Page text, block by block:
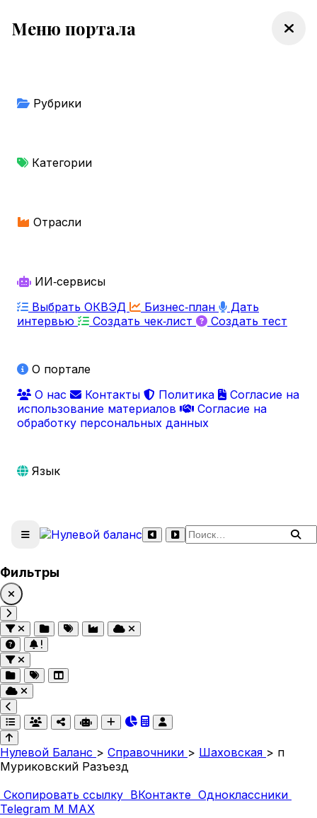
Меню портала
Рубрики
Категории
Отрасли
ИИ‑сервисы
Выбрать ОКВЭД
Бизнес‑план
Дать
интервью
Создать чек‑лист Создать тест
О портале
О нас
Контакты Политика
Согласие на
использование материалов
Согласие на
обработку персональных данных
Язык
Поиск по сайту
Фильтры
Нулевой Баланс > Справочники > Шаховская > п
Муриковский Разъезд
Скопировать ссылку ВКонтакте Одноклассники
Telegram M MAX